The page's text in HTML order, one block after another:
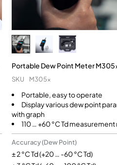
Portable Dew Point Meter
SKU M305x
Portable, easy to operate
Display various dew point
with graph
110 … +60 °C Td
Accuracy (Dew Point)
± 2 °C Td (+20 … -60 °C Td)